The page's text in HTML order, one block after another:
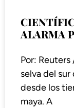
ALARMA
Por:
selva del
desde los
maya. A